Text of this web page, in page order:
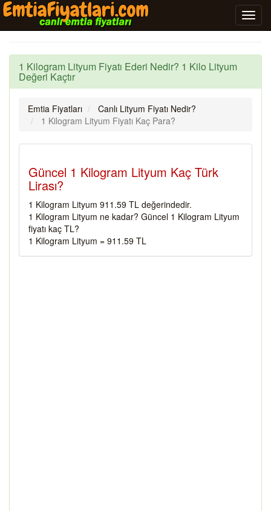
1 Kilogram Lityum Fiyatı Ederi Nedir? 1 Kilo Lityum
Değeri Kaçtır
Emtia Fiyatları
Canlı Lityum Fiyatı Nedir?
1 Kilogram Lityum Fiyatı Kaç Para?
Güncel 1 Kilogram Lityum Kaç Türk
Lirası?
1 Kilogram Lityum 911.59 TL değerindedir.
1 Kilogram Lityum ne kadar? Güncel 1 Kilogram Lityum
fiyatı kaç TL?
1 Kilogram Lityum = 911.59 TL